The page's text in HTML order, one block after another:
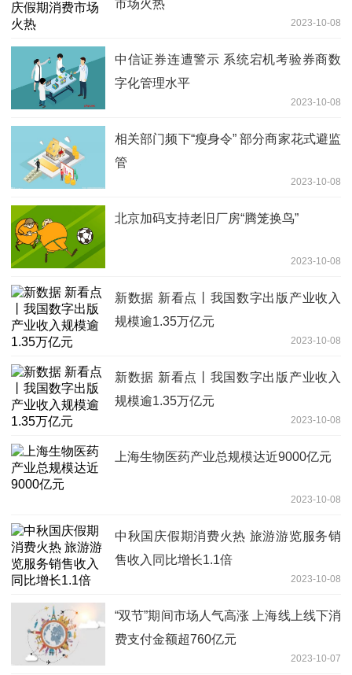
市场火热
2023-10-08
中信证券连遭警示 系统宕机考验券商数
字化管理水平
2023-10-08
相关部门频下“瘦身令” 部分商家花式避监
管
2023-10-08
北京加码支持老旧厂房“腾笼换鸟”
2023-10-08
新数据 新看点丨我国数字出版产业收入
规模逾1.35万亿元
2023-10-08
新数据 新看点丨我国数字出版产业收入
规模逾1.35万亿元
2023-10-08
上海生物医药产业总规模达近9000亿元
2023-10-08
中秋国庆假期消费火热 旅游游览服务销
售收入同比增长1.1倍
2023-10-08
“双节”期间市场人气高涨 上海线上线下消
费支付金额超760亿元
2023-10-07